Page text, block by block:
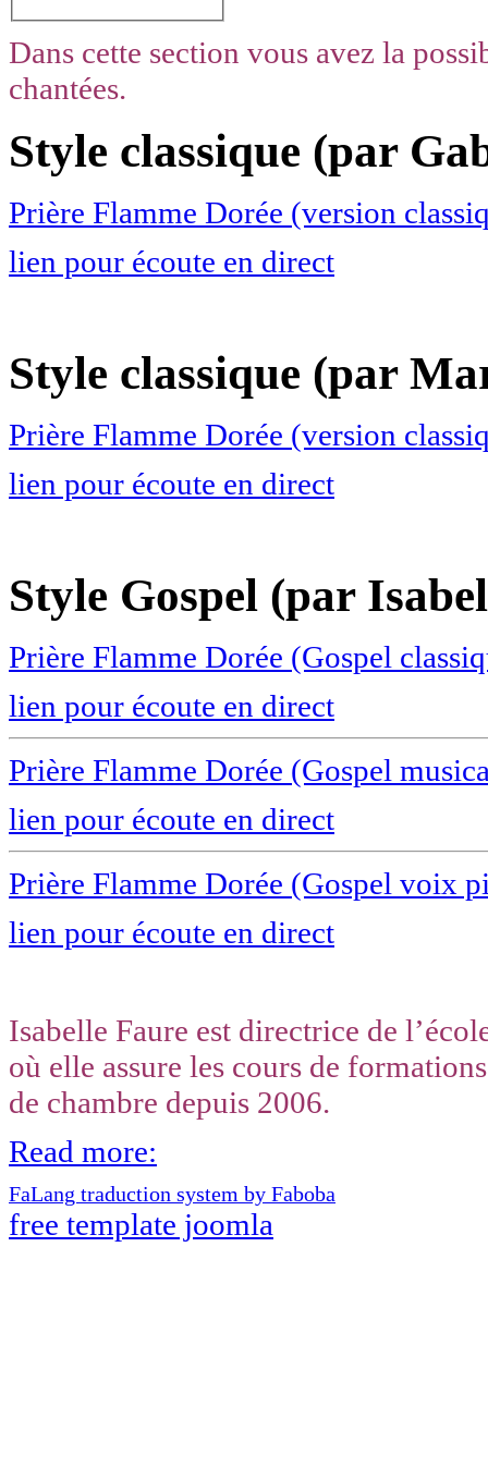
Dans cette section vous avez la
chantées.
Style classique (par
Prière Flamme Dorée (version
lien pour écoute en direct
Style classique (par
Prière Flamme Dorée (version
lien pour écoute en direct
Style Gospel (par
Prière Flamme Dorée (Gospel
lien pour écoute en direct
Prière Flamme Dorée (Gospel
lien pour écoute en direct
Prière Flamme Dorée (Gospel voix
lien pour écoute en direct
Isabelle Faure est directrice de
où elle assure les cours de
de chambre depuis 2006.
Read more:
FaLang traduction system by Faboba
free template joomla